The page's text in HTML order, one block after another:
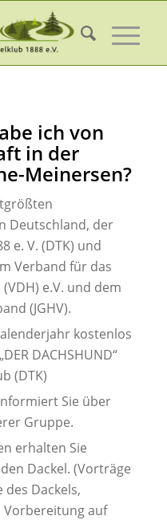
ich von
in der
Meinersen?
Deutschland, der
e. V. (DTK) und
Verband für das
e.V. und dem
(JGHV).
kostenlos
DACHSHUND“
(DTK)
Sie über
Gruppe.
erhalten Sie
Dackel. (Vorträge
Dackels,
auf